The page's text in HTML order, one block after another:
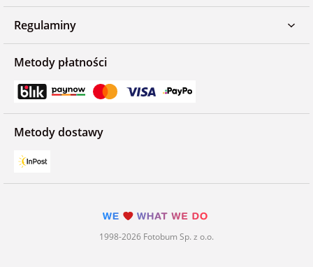
Regulaminy
Metody płatności
Metody dostawy
1998-2026 Fotobum Sp. z o.o.